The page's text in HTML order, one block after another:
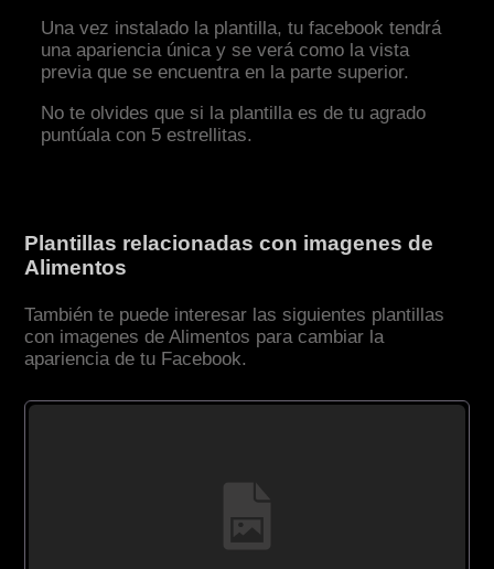
Una vez instalado la plantilla, tu facebook tendrá
una apariencia única y se verá como la vista
previa que se encuentra en la parte superior.
No te olvides que si la plantilla es de tu agrado
puntúala con 5 estrellitas.
Plantillas relacionadas con imagenes de
Alimentos
También te puede interesar las siguientes plantillas
con imagenes de Alimentos para cambiar la
apariencia de tu Facebook.